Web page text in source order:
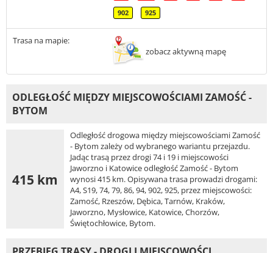
902 925
Trasa na mapie:
zobacz aktywną mapę
ODLEGŁOŚĆ MIĘDZY MIEJSCOWOŚCIAMI ZAMOŚĆ -
BYTOM
415 km
Odległość drogowa między miejscowościami Zamość
- Bytom zależy od wybranego wariantu przejazdu.
Jadąc trasą przez drogi 74 i 19 i miejscowości
Jaworzno i Katowice odległość Zamość - Bytom
wynosi 415 km. Opisywana trasa prowadzi drogami:
A4, S19, 74, 79, 86, 94, 902, 925, przez miejscowości:
Zamość, Rzeszów, Dębica, Tarnów, Kraków,
Jaworzno, Mysłowice, Katowice, Chorzów,
Świętochłowice, Bytom.